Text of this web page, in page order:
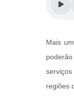
Mais
regiões